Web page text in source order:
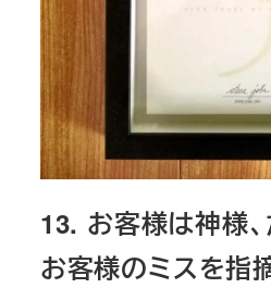
13. お客様は神様
お客様のミスを指